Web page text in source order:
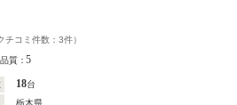
チコミ件数： 3件）
品質：5
18台
栃木県